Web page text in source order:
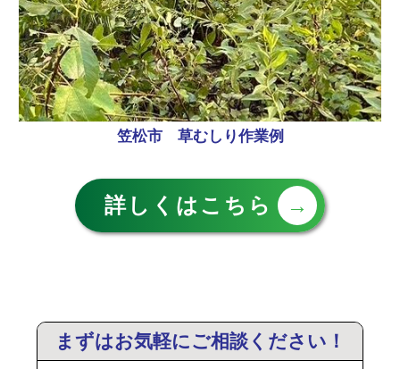
笠松市 草むしり作業例
詳しくはこちら→
まずはお気軽にご相談ください！